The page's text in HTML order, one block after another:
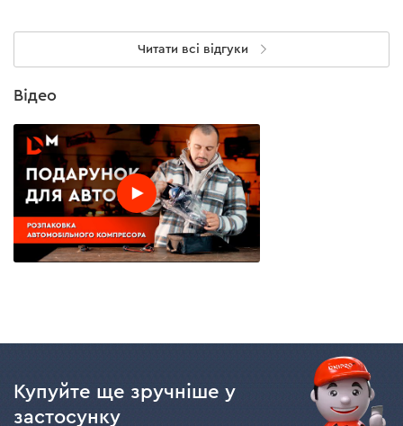
Читати всі відгуки
Відео
Купуйте ще зручніше у
застосунку